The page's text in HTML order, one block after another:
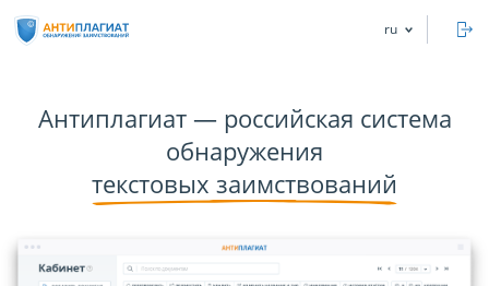
ru
Антиплагиат — российская система
обнаружения
текстовых заимствований